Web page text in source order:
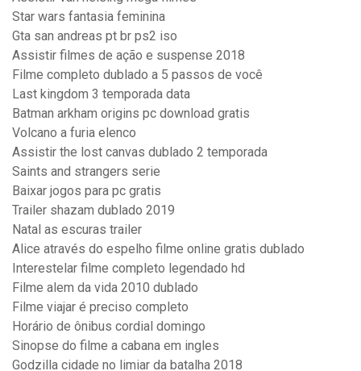
Star wars fantasia feminina
Gta san andreas pt br ps2 iso
Assistir filmes de ação e suspense 2018
Filme completo dublado a 5 passos de você
Last kingdom 3 temporada data
Batman arkham origins pc download gratis
Volcano a furia elenco
Assistir the lost canvas dublado 2 temporada
Saints and strangers serie
Baixar jogos para pc gratis
Trailer shazam dublado 2019
Natal as escuras trailer
Alice através do espelho filme online gratis dublado
Interestelar filme completo legendado hd
Filme alem da vida 2010 dublado
Filme viajar é preciso completo
Horário de ônibus cordial domingo
Sinopse do filme a cabana em ingles
Godzilla cidade no limiar da batalha 2018